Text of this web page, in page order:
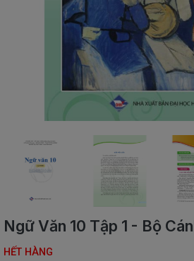
NGOẠI
VPP
-
DÙNG
SINH
QUÀ
Ngữ Văn 10 Tập 1 - Bộ
HẾT HÀNG